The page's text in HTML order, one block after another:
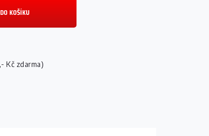
Kč zdarma)
KOŠÍKU